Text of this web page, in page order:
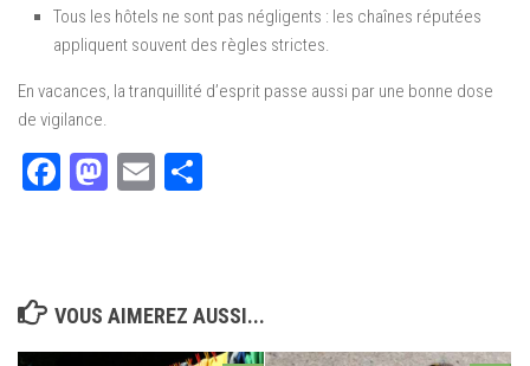
Tous les hôtels ne sont pas négligents : les chaînes réputées
appliquent souvent des règles strictes.
En vacances, la tranquillité d’esprit passe aussi par une bonne dose
de vigilance.
Facebook
Mastodon
Email
VOUS AIMEREZ AUSSI...